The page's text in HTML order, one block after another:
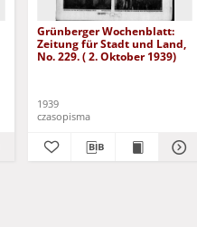
Grünberger Wochenblatt:
Zeitung für Stadt und Land,
No. 229. ( 2. Oktober 1939)
1939
czasopisma